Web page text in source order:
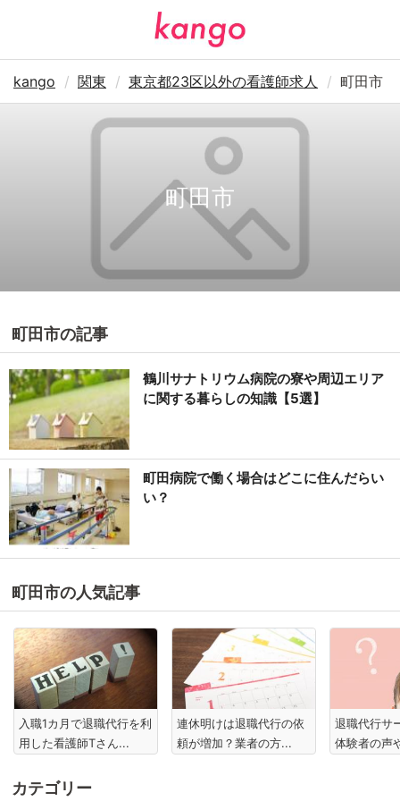
kango 関東 東京都23区以外の看護師求人 町田市
町田市
町田市の記事
鶴川サナトリウム病院の寮や周辺エリア
に関する暮らしの知識【5選】
町田病院で働く場合はどこに住んだらい
い？
町田市の人気記事
入職1カ月で退職代行を利
用した看護師Tさん...
連休明けは退職代行の依
頼が増加？業者の方...
退職代行サ
体験者の声
カテゴリー